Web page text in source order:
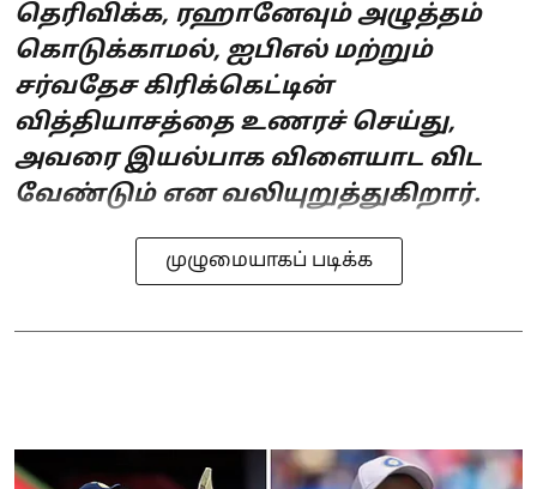
தெரிவிக்க, ரஹானேவும் அழுத்தம்
கொடுக்காமல், ஐபிஎல் மற்றும்
சர்வதேச கிரிக்கெட்டின்
வித்தியாசத்தை உணரச் செய்து,
அவரை இயல்பாக விளையாட விட
வேண்டும் என வலியுறுத்துகிறார்.
முழுமையாகப் படிக்க